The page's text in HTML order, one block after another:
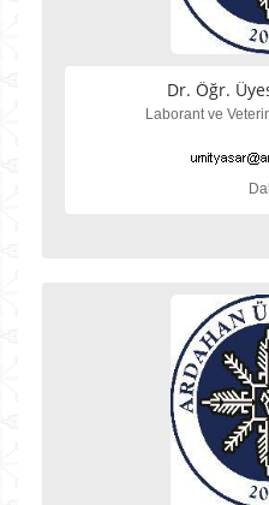
Dr. Öğr.
Laborant ve